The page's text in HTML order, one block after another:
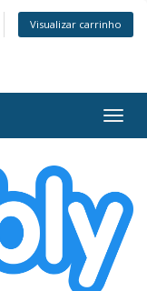
Visualizar carrinho